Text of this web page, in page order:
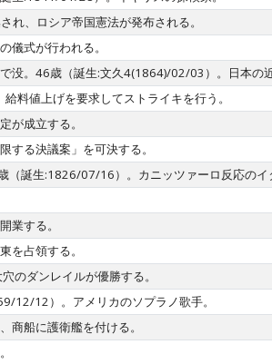
、ロシア帝国憲法が発布される。
儀式が行われる。
没。46歳（誕生:文久4(1864)/02/03）。日本の
料値上げを要求してストライキを行う。
が成立する。
する決議案」を可決する。
誕生:1826/07/16）。カニッツァーロ反応のイ
業する。
を占領する。
のダンレイルが優勝する。
12/12）。アメリカのソプラノ歌手。
商船に護衛艦を付ける。